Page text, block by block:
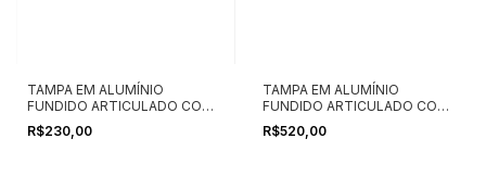
TAMPA EM ALUMÍNIO
FUNDIDO ARTICULADO COM
PORTA CADEADO
R$230,00
TAMPA EM ALUMÍNIO
FUNDIDO ARTICULADO COM
PORTA CADEADO
REFORÇADO
R$520,00